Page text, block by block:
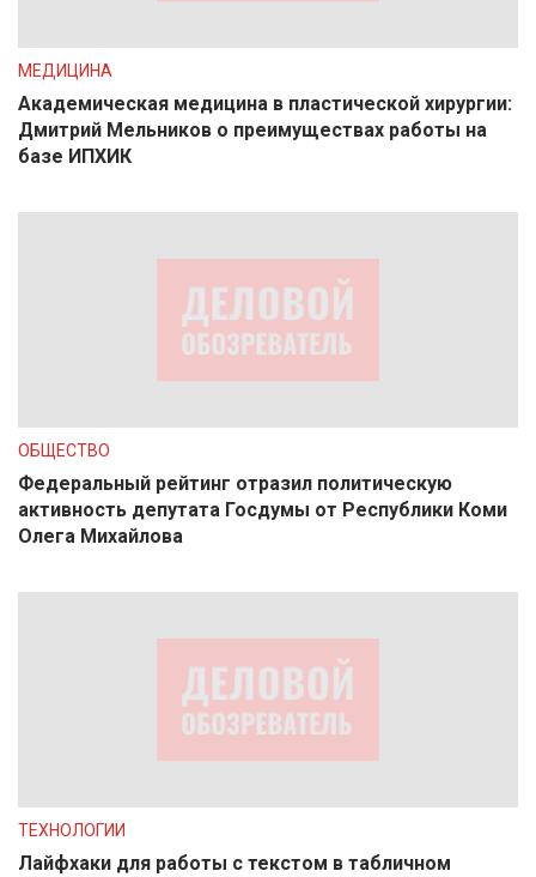
МЕДИЦИНА
Академическая медицина в пластической хирургии:
Дмитрий Мельников о преимуществах работы на
базе ИПХИК
ОБЩЕСТВО
Федеральный рейтинг отразил политическую
активность депутата Госдумы от Республики Коми
Олега Михайлова
ТЕХНОЛОГИИ
Лайфхаки для работы с текстом в табличном